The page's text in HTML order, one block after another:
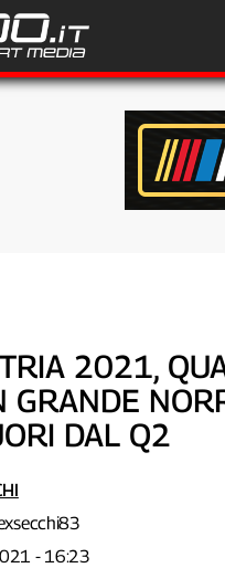
2021,
GRANDE
DAL Q2
- 16:23